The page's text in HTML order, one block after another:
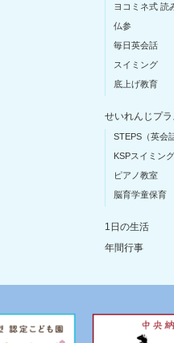
ヨコミネ式 読
仏参
毎日英会話
スイミング
底上げ教育
せいれんじプ
STEPS（英会
KSPスイミン
ピアノ教室
脳育学童保育
1日の生活
年間行事